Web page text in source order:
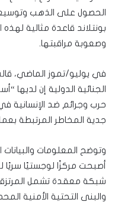
الحصول على الذهب
بونتلاند قاعدة مثالية
وصعوبة مراقبتها.
في يوليو/تموز الماضي،
الجنائية الدولية إن لديها
حرب وجرائم ضد الإنسانية
جدية المخاطر المرتبطة
وتوضح المعلومات والبيانات
أصبحت مركزًا لوجستيًا سريًا
شبكة معقدة تشمل
والبنى التحتية الأمنية